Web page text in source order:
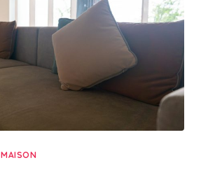
MAISON